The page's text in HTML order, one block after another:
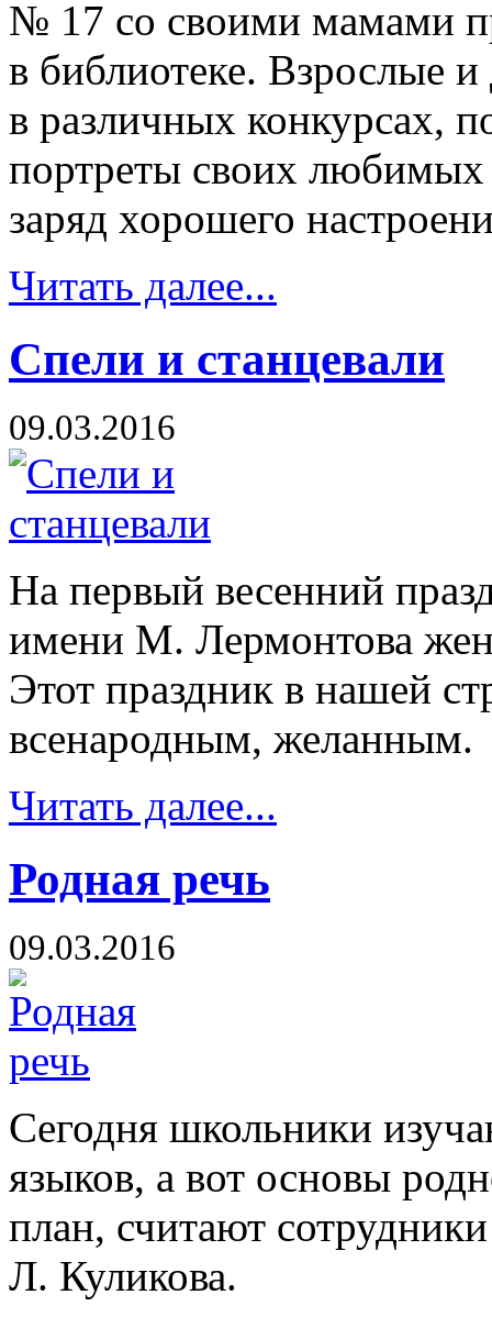
№ 17 со своими мамами
в библиотеке. Взрослые и
в различных конкурсах,
портреты своих
заряд хорошего
Читать далее...
Спели и станцевали
09.03.2016
На первый весенний
имени М. Лермонтова
Этот праздник в нашей
всенародным, желанным.
Читать далее...
Родная речь
09.03.2016
Сегодня школьники
языков, а вот основы
план, считают
Л. Куликова.